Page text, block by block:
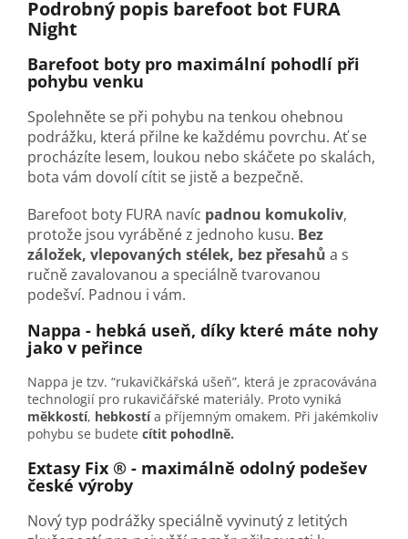
Podrobný popis barefoot bot FURA
Night
Barefoot boty pro maximální pohodlí při
pohybu venku
Spolehněte se při pohybu na tenkou ohebnou
podrážku, která přilne ke každému povrchu. Ať se
procházíte lesem, loukou nebo skáčete po skalách,
bota vám dovolí cítit se jistě a bezpečně.
Barefoot boty FURA navíc padnou komukoliv,
protože jsou vyráběné z jednoho kusu. Bez
záložek, vlepovaných stélek, bez přesahů a s
ručně zavalovanou a speciálně tvarovanou
podešví. Padnou i vám.
Nappa - hebká useň, díky které máte nohy
jako v peřince
Nappa je tzv. “rukavičkářská ušeň”, která je zpracovávána
technologií pro rukavičářské materiály. Proto vyniká
měkkostí, hebkostía příjemným omakem. Při jakémkoliv
pohybu se budete cítit pohodlně.
Extasy Fix ® - maximálně odolný podešev
české výroby
Nový typ podrážky speciálně vyvinutý z letitých